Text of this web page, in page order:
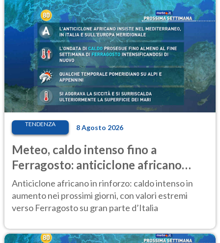
TENDENZA 8 Agosto 2026
Meteo, caldo intenso fino a
Ferragosto: anticiclone africano
ancora protagonista
Anticiclone africano in rinforzo: caldo intenso in
aumento nei prossimi giorni, con valori estremi
verso Ferragosto su gran parte d’Italia